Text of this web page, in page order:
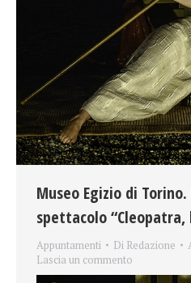
Museo Egizio di
spettacolo
Appuntamenti Di Redazione
Lascia un commento